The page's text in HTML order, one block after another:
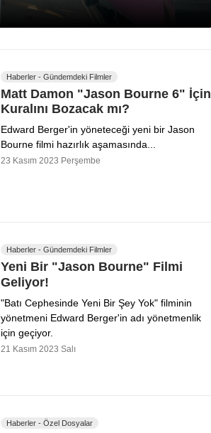
Haberler - Gündemdeki Filmler
Matt Damon "Jason Bourne 6" İçin
Kuralını Bozacak mı?
Edward Berger'in yöneteceği yeni bir Jason
Bourne filmi hazırlık aşamasında...
23 Kasım 2023 Perşembe
Haberler - Gündemdeki Filmler
Yeni Bir "Jason Bourne" Filmi
Geliyor!
"Batı Cephesinde Yeni Bir Şey Yok" filminin
yönetmeni Edward Berger'in adı yönetmenlik
için geçiyor.
21 Kasım 2023 Salı
Haberler - Özel Dosyalar